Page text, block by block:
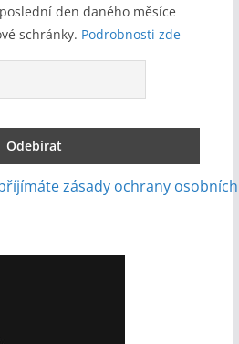
den daného měsíce
schránky. Podrobnosti zde
zásady ochrany